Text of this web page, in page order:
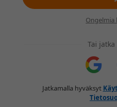
Ongelmia
Tai
Jatkamalla hyväksyt